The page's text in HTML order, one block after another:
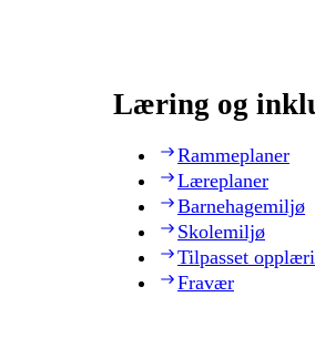
Læring og
Rammeplaner
Læreplaner
Barnehagemiljø
Skolemiljø
Tilpasset
Fravær